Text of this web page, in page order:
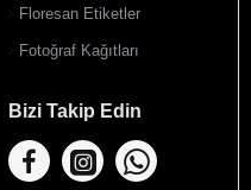
Floresan Etiketler
Fotoğraf Kağıtları
Bizi Takip Edin